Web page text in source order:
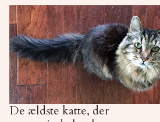
De ældste katte, der